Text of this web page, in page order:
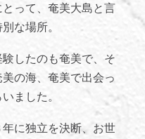
って、奄美大島と言
な場所。
したのも奄美で、そ
の海、奄美で出会っ
ました。
に独立を決断、お世